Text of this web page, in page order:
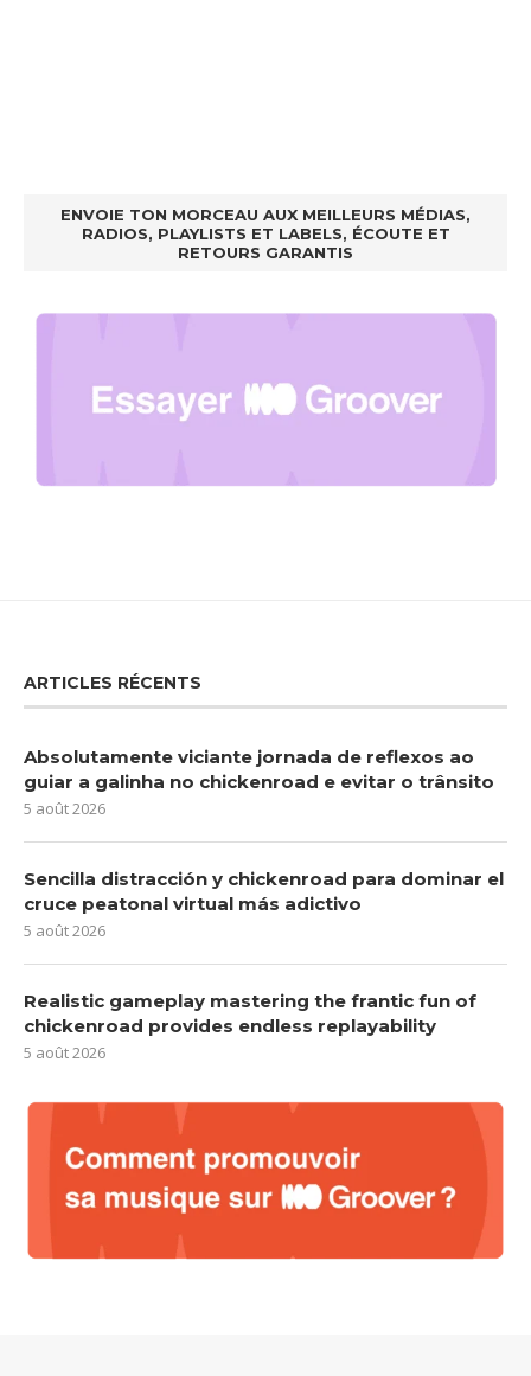
ENVOIE TON MORCEAU AUX MEILLEURS MÉDIAS,
RADIOS, PLAYLISTS ET LABELS, ÉCOUTE ET
RETOURS GARANTIS
ARTICLES RÉCENTS
Absolutamente viciante jornada de reflexos ao
guiar a galinha no chickenroad e evitar o trânsito
5 août 2026
Sencilla distracción y chickenroad para dominar el
cruce peatonal virtual más adictivo
5 août 2026
Realistic gameplay mastering the frantic fun of
chickenroad provides endless replayability
5 août 2026